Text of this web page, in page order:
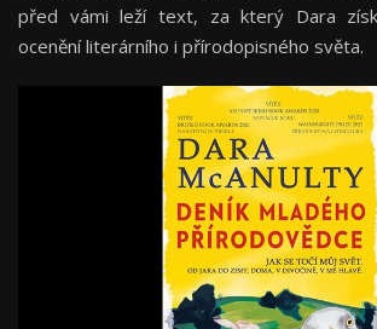
před vámi leží text, za který Dara
ocenění literárního i přírodopisného světa.